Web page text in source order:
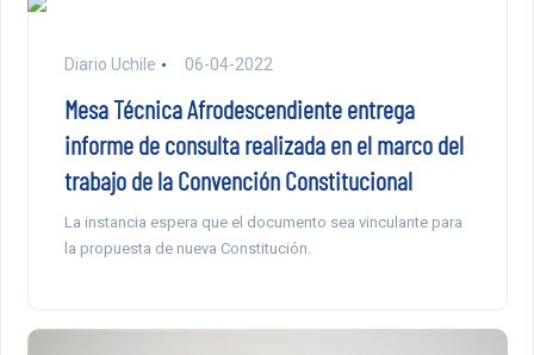
Diario Uchile 06-04-2022
Mesa Técnica Afrodescendiente entrega
informe de consulta realizada en el marco del
trabajo de la Convención Constitucional
La instancia espera que el documento sea vinculante para
la propuesta de nueva Constitución.